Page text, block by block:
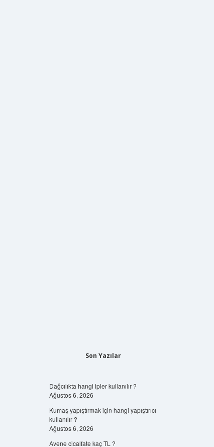
Son Yazılar
Dağcılıkta hangi ipler kullanılır ?
Ağustos 6, 2026
Kumaş yapıştırmak için hangi yapıştırıcı
kullanılır ?
Ağustos 6, 2026
Avene cicalfate kaç TL ?